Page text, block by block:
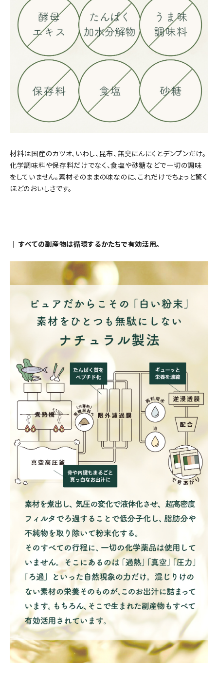
材料は国産のカツオ、いわし、昆布、無臭にんにくとデンプンだけ。
化学調味料や保存料だけでなく、食塩や砂糖などで一切の調味
をしていません。素材そのままの味なのに、これだけでちょっと驚く
ほどのおいしさです。
｜ すべての副産物は循環するかたちで有効活用。